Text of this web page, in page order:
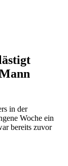
in der
Woche ein
bereits zuvor